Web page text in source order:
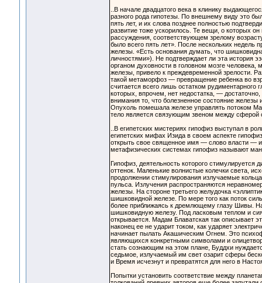
..В начале двадцатого века в клинику
разного рода гипотезы. По внешнему виду это
пять лет, и их слова позднее полностью
развитие тоже ускорилось. Те вещи, о которых
рассуждения, соответствующем зрелому
было всего пять лет». После нескольких недель
железы. «Есть основания думать, что
личностями»). Не подтверждает ли эта история
органом духовности в головном мозге
железы, привело к преждевременной зрелости.
такой метаморфоз — превращение ребенка во
считается всего лишь остатком
которых, впрочем, нет недостатка, —
внимания то, что болезненное состояние железы
Опухоль помешала железе управлять потоком
тело является связующим звеном между сферой
..В египетских мистериях гипофиз выступал в
египетских мифах Изида в своем аспекте
открыть свое священное имя — слово власти — и
метафизических системах гипофиз называют
Гипофиз, деятельность которого
оттенок. Маленькие волнистые колечки света,
продолжении стимулирования излучаемые
пульса. Излучения распространяются
железы. На стороне третьего желудочка
шишковидной железе. По мере того как поток
более приближаясь к дремлющему глазу Шивы.
шишковидную железу. Под ласковым теплом и
открывается. Мадам Блаватская так описывает
наконец ее не ударит током, как ударяет
начинает пылать Акашическим Огнем. Это
являющихся конкретными символами и
стать сознающим на этом плане, Буддхи
седьмое, излучаемый им свет озарит сферы
и Время исчезнут и превратятся для него в
Попытки установить соответствие между